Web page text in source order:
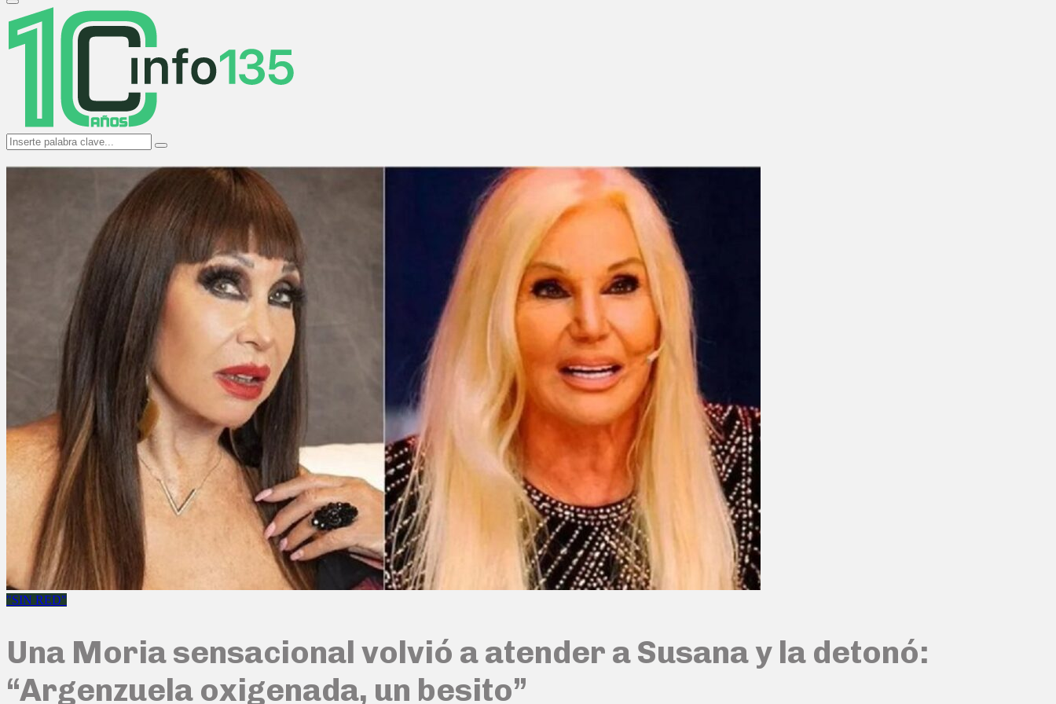
Primary
Menu
Search
for:
Search
"SIN RED"
Una Moria sensacional volvió a atender a Susana y la detonó:
“Argenzuela oxigenada, un besito”